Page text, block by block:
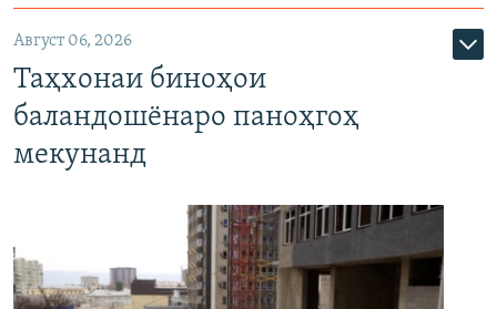
Август 06, 2026
Таҳхонаи биноҳои
баландошёнаро паноҳгоҳ
мекунанд